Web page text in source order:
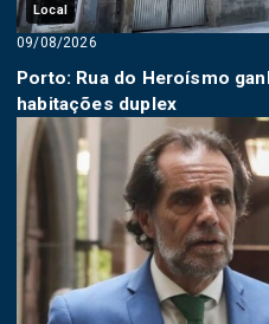
Local
09/08/2026
Porto: Rua do Heroísmo
habitações duplex